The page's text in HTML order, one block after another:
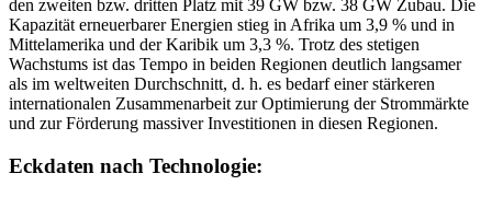
den zweiten bzw. dritten Platz mit 39 GW bzw. 38 GW Zubau. Die
Kapazität erneuerbarer Energien stieg in Afrika um 3,9 % und in
Mittelamerika und der Karibik um 3,3 %. Trotz des stetigen
Wachstums ist das Tempo in beiden Regionen deutlich langsamer
als im weltweiten Durchschnitt, d. h. es bedarf einer stärkeren
internationalen Zusammenarbeit zur Optimierung der Strommärkte
und zur Förderung massiver Investitionen in diesen Regionen.
Eckdaten nach Technologie: